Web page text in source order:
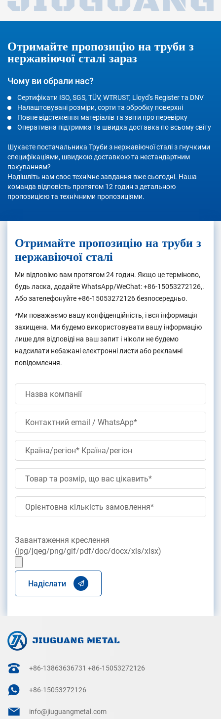
Отримайте пропозицію на труби з
нержавіючої сталі зараз
Чому ви обрали нас?
Сертифікати ISO, SGS, TÜV, WTRUST, Lloyd's Register та DNV
Налаштовувані розміри, сорти та обробку поверхні
Повне відстеження матеріалів та звіти про перевірку
Оперативна підтримка та швидка доставка по всьому світу
Шукаєте постачальника Труби з нержавіючої сталі з гнучкими
специфікаціями, швидкою доставкою та нестандартним
пакуванням?
Надішліть нам своє технічне завдання вже сьогодні. Наша
команда відповість протягом 12 годин з детальною
пропозицією та технічними пропозиціями.
Отримайте пропозицію на труби з
нержавіючої сталі
Ми відповімо вам протягом 24 годин. Якщо це терміново,
будь ласка, додайте WhatsApp/WeChat:+86-15053272126,.
Або зателефонуйте+86-15053272126безпосередньо.
*Ми поважаємо вашу конфіденційність, і вся інформація
захищена. Ми будемо використовувати вашу інформацію
лише для відповіді на ваш запит і ніколи не будемо
надсилати небажані електронні листи або рекламні
повідомлення.
Завантаження креслення
(jpg/jqeg/png/gif/pdf/doc/docx/xls/xlsx)
Надіслати
+86-13863636731 +86-15053272126
+86-15053272126
info@jiuguangmetal.com